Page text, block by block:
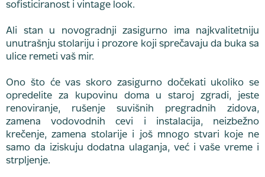
sofisticiranost i vintage look.
Ali stan u novogradnji zasigurno ima najkvalitetniju
unutrašnju stolariju i prozore koji sprečavaju da buka sa
ulice remeti vaš mir.
Ono što će vas skoro zasigurno dočekati ukoliko se
opredelite za kupovinu doma u staroj zgradi, jeste
renoviranje, rušenje suvišnih pregradnih zidova,
zamena vodovodnih cevi i instalacija, neizbežno
krečenje, zamena stolarije i još mnogo stvari koje ne
samo da iziskuju dodatna ulaganja, već i vaše vreme i
strpljenje.